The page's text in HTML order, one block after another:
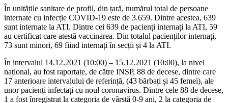
În unitățile sanitare de profil, din țară, numărul total de persoane
internate cu infecție COVID-19 este de 3.659. Dintre acestea, 639
sunt internate la ATI. Dintre cei 639 de pacienți internați la ATI, 59
au certificat care atestă vaccinarea. Din totalul pacienților internați,
73 sunt minori, 69 fiind internați în secții și 4 la ATI.
În intervalul 14.12.2021 (10:00) – 15.12.2021 (10:00), la nivel
național, au fost raportate, de către INSP, 88 de decese, dintre care
17 anterioare intervalului de referință, (43 bărbați și 45 femei), ale
unor pacienți infectați cu noul coronavirus. Dintre cele 88 de decese,
1 a fost înregistrat la categoria de vârstă 0-9 ani, 2 la categoria de